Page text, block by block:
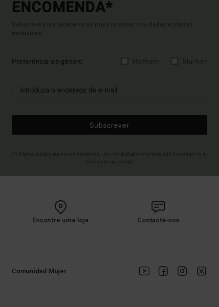
ENCOMENDA*
Subscreve para receberes as mais recentes novidades e ofertas
exclusivas.
Preferência de género
Subscrever
Encontre uma loja Contacte-nos
Comunidad Mujer